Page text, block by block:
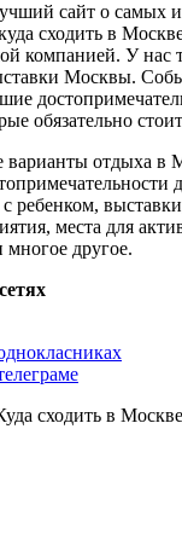
сайт о самых
сходить в
компанией. У нас
Москвы.
обязательно
отдыха в
ребенком,
места для
многое другое.
сходить в Москве